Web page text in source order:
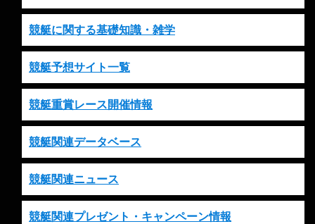
競艇に関する基礎知識・雑学
競艇予想サイト一覧
競艇重賞レース開催情報
競艇関連データベース
競艇関連ニュース
競艇関連プレゼント・キャンペーン情報